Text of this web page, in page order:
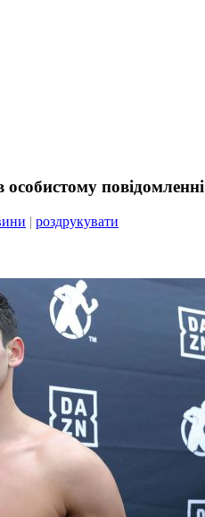
повідомленні
| роздрукувати